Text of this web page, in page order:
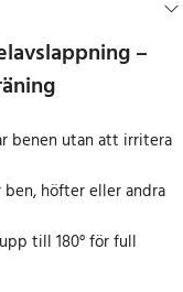
–
benen utan att irritera
ben, höfter eller andra
till 180° för full